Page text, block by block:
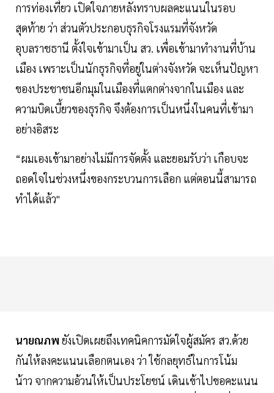
การท่องเที่ยว เปิดใจภายหลังทราบผลคะแนนในรอบ
สุดท้าย ว่า ส่วนตัวประกอบธุรกิจโรงแรมที่จังหวัด
อุบลราชธานี ตั้งใจเข้ามาเป็น สว. เพื่อเข้ามาทำงานที่บ้าน
เมือง เพราะเป็นนักธุรกิจที่อยู่ในต่างจังหวัด จะเห็นปัญหา
ของประชาชนอีกมุมในเมืองที่แตกต่างจากในเมือง และ
ความบิดเบี้ยวของธุรกิจ จึงต้องการเป็นหนึ่งในคนที่เข้ามา
อย่างอิสระ
“ผมเองเข้ามาอย่างไม่มีการจัดตั้ง และยอมรับว่า เกือบจะ
ถอดใจในช่วงหนึ่งของกระบวนการเลือก แต่ตอนนี้สามารถ
ทำได้แล้ว"
นายณภพ ยังเปิดเผยถึงเทคนิคการมัดใจผู้สมัคร สว.ด้วย
กันให้ลงคะแนนเลือกตนเอง ว่า ใช้กลยุทธ์ในการโน้ม
น้าว จากความอ้วนให้เป็นประโยชน์ เดินเข้าไปขอคะแนน